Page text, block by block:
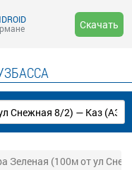
Скачать
Зеленая (100м от ул